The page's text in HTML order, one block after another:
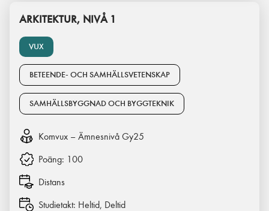
VUX
ARKITEKTUR, NIVÅ 1
BETEENDE- OCH SAMHÄLLSVETENSKAP
SAMHÄLLSBYGGNAD OCH BYGGTEKNIK
Komvux – Ämnesnivå Gy25
Poäng: 100
Distans
Studietakt: Heltid, Deltid